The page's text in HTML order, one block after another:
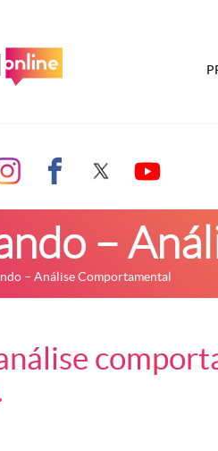
–
– Análise Comportamental